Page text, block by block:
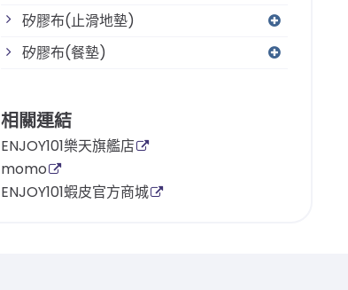
矽膠布(止滑地墊)
矽膠布(餐墊)
相關連結
ENJOY101樂天旗艦店
momo
ENJOY101蝦皮官方商城